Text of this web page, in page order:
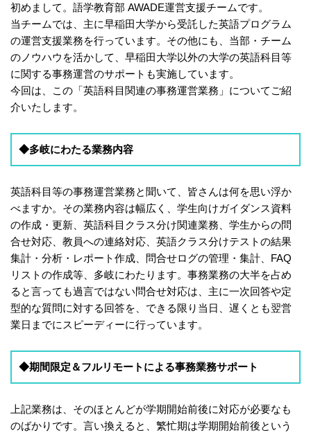
初めまして。語学教育部 AWADE運営支援チームです。
当チームでは、主に早稲田大学から受託した英語プログラム
の運営支援業務を行っています。その他にも、当部・チーム
のノウハウを活かして、早稲田大学以外の大学の英語科目等
に関する事務運営のサポートも実施しています。
今回は、この「英語科目関連の事務運営業務」についてご紹
介いたします。
◆多岐にわたる業務内容
英語科目等の事務運営業務と聞いて、皆さんは何を思い浮か
べますか。その業務内容は幅広く、学生向けガイダンス資料
の作成・更新、英語科目クラス分け関連業務、学生からの問
合せ対応、教員への連絡対応、英語クラス分けテストの結果
集計・分析・レポート作成、問合せログの管理・集計、FAQ
リストの作成等、多岐にわたります。事務業務の大半を占め
ると言っても過言ではない問合せ対応は、主に一次回答や定
型的な質問に対する回答を、できる限り当日、遅くとも翌営
業日までにスピーディーに行っています。
◆期間限定＆フルリモートによる事務業務サポート
上記業務は、そのほとんどが学期開始前後に対応が必要なも
のばかりです。言い換えると、繁忙期は学期開始前後という